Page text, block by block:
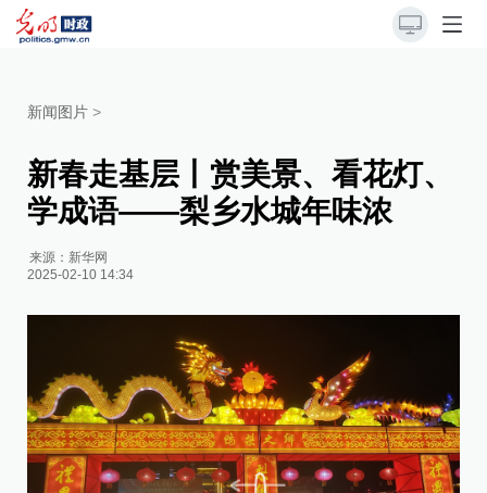
新闻图片 >
新春走基层丨赏美景、看花灯、
学成语——梨乡水城年味浓
来源： 新华网
2025-02-10 14:34